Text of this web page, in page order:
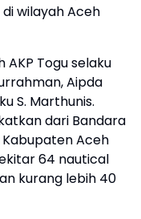
wilayah Aceh
Togu selaku
Aipda
S. Marthunis.
dari Bandara
Aceh
64 nautical
kurang lebih 40